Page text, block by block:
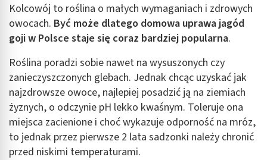
Kolcowój to roślina o małych wymaganiach i zdrowych
owocach. Być może dlatego domowa uprawa jagód
goji w Polsce staje się coraz bardziej popularna.
Roślina poradzi sobie nawet na wysuszonych czy
zanieczyszczonych glebach. Jednak chcąc uzyskać jak
najzdrowsze owoce, najlepiej posadzić ją na ziemiach
żyznych, o odczynie pH lekko kwaśnym. Toleruje ona
miejsca zacienione i choć wykazuje odporność na mróz,
to jednak przez pierwsze 2 lata sadzonki należy chronić
przed niskimi temperaturami.